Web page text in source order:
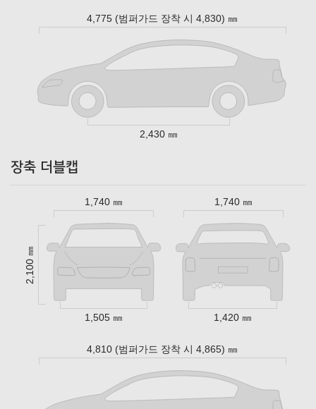
4,775 (범퍼가드 장착 시 4,830) ㎜
2,430 ㎜
장축 더블캡
1,740 ㎜ 1,740 ㎜
2,100 ㎜
1,505 ㎜ 1,420 ㎜
4,810 (범퍼가드 장착 시 4,865) ㎜